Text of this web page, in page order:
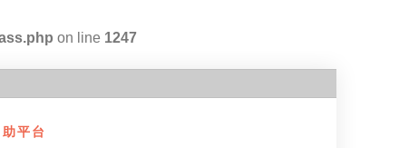
on line 1247
平台